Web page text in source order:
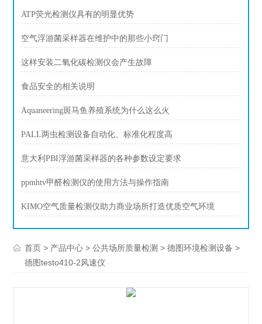
ATP荧光检测仪具有的明显优势
空气浮游菌采样器在维护中的那些小窍门
这样安装二氧化碳检测仪会产生故障
食品安全的相关说明
Aquaneering斑马鱼养殖系统为什么这么火
PALL两虫检测设备自动化、标准化程度高
意大利PBI浮游菌采样器的各种参数设定要求
ppmhtv甲醛检测仪的使用方法与操作指南
KIMO空气质量检测仪助力商业场所打造优质空气环境
首页 > 产品中心 >公共场所质量检测 >德图环境检测设备 >
德图testo410-2风速仪